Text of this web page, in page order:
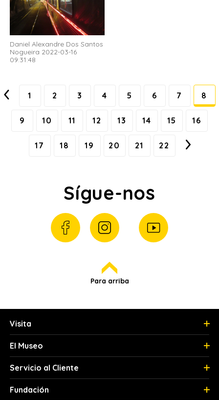
Daniel Alexandre Dos Santos
Nogueira 2022-03-16
09:31:48
1 2 3 4 5 6 7 8
9 10 11 12 13 14 15 16
17 18 19 20 21 22
Sígue-nos
Para arriba
Visita
El Museo
Servicio al Cliente
Fundación